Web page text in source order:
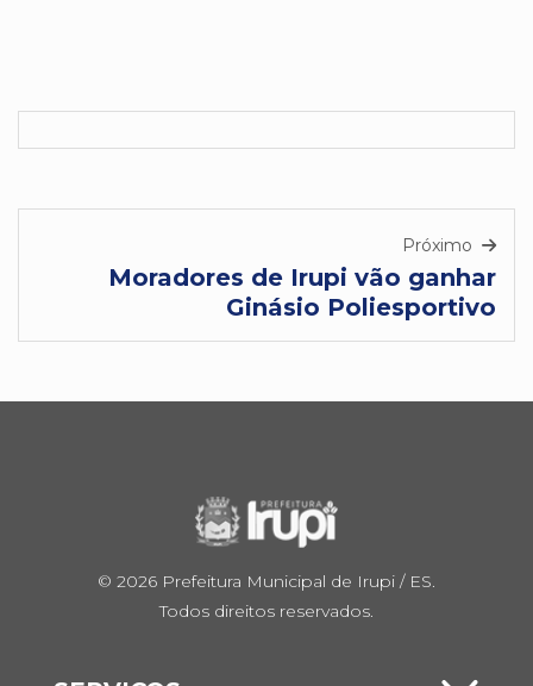
Próximo
Moradores de Irupi vão ganhar
Ginásio Poliesportivo
© 2026 Prefeitura Municipal de Irupi / ES.
Todos direitos reservados.